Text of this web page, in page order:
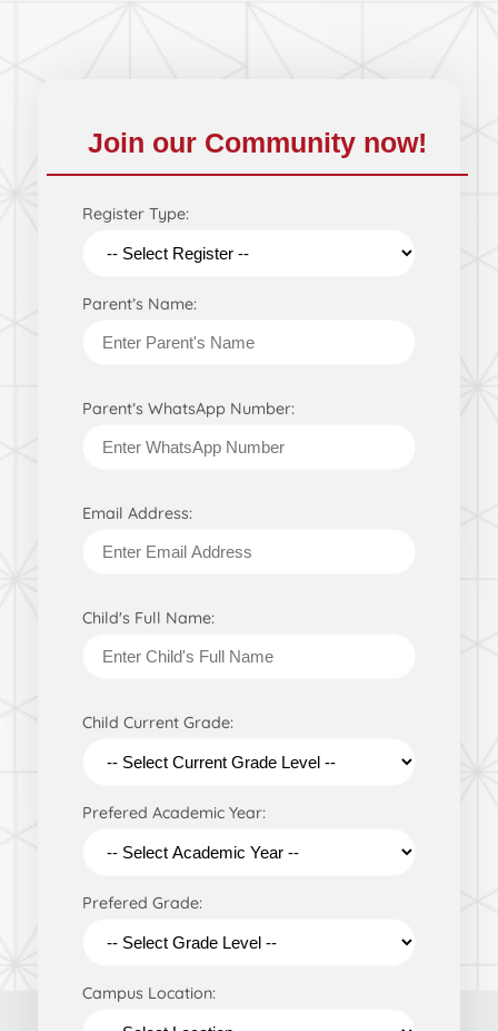
Join our Community now!
Register Type:
Parent’s Name:
Parent’s WhatsApp Number:
Email Address:
Child's Full Name:
Child Current Grade:
Prefered Academic Year:
Prefered Grade:
Campus Location: